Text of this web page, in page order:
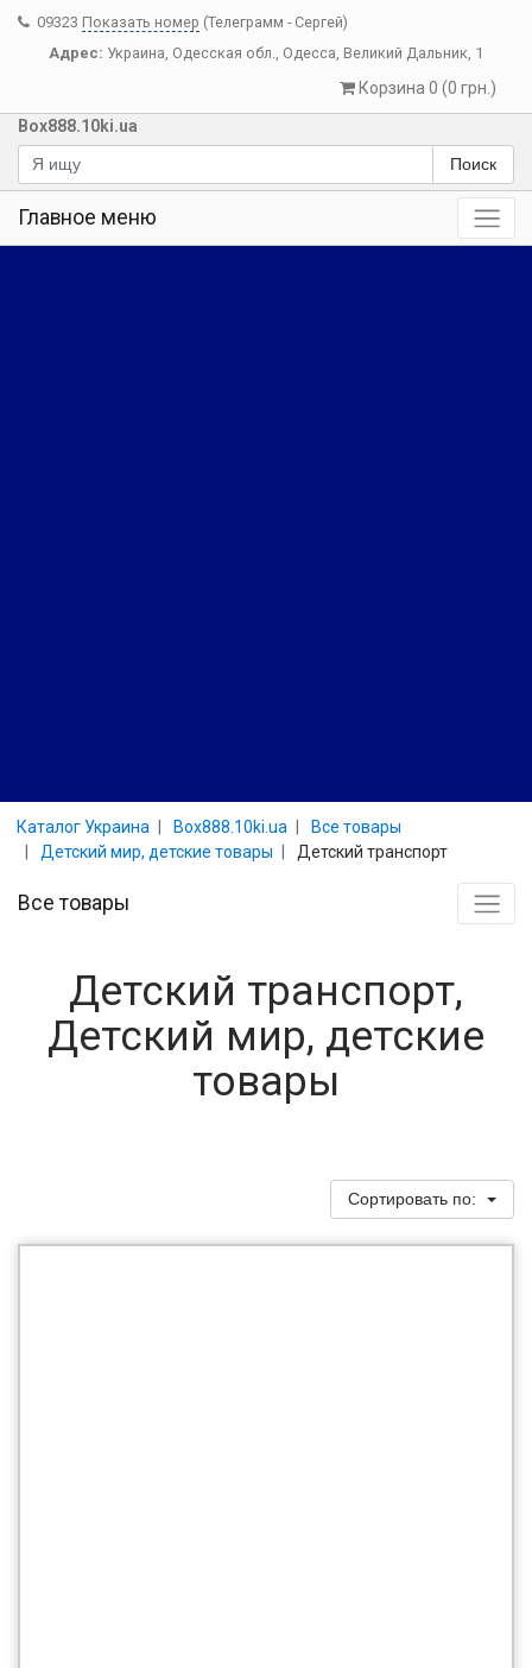
09323 Показать номер (Телеграмм - Сергей)
Адрес: Украина, Одесская обл., Одесса, Великий Дальник, 1
Корзина 0 (0 грн.)
Box888.10ki.ua
Поиск
Главное меню
Каталог Украина Box888.10ki.ua
Все товары
Детский мир, детские товары
Детский транспорт
Все товары
Детский транспорт,
Детский мир, детские
товары
Сортировать по: